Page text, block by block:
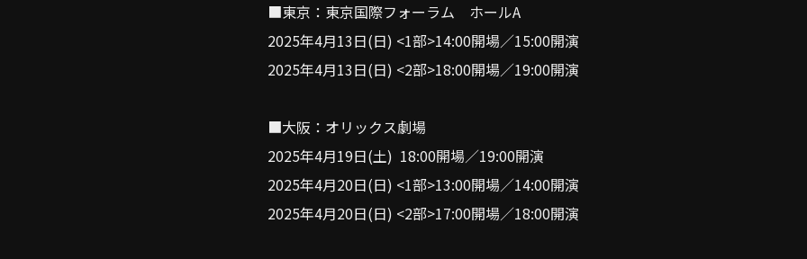
■東京：東京国際フォーラム ホールA
2025年4月13日(日) <1部>14:00開場／15:00開演
2025年4月13日(日) <2部>18:00開場／19:00開演
■大阪：オリックス劇場
2025年4月19日(土) 18:00開場／19:00開演
2025年4月20日(日) <1部>13:00開場／14:00開演
2025年4月20日(日) <2部>17:00開場／18:00開演